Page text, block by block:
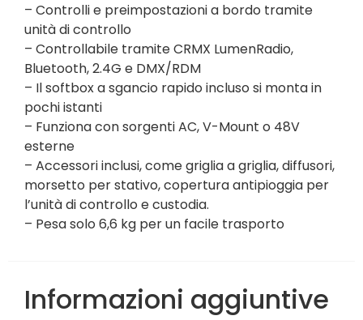
– Controlli e preimpostazioni a bordo tramite
unità di controllo
– Controllabile tramite CRMX LumenRadio,
Bluetooth, 2.4G e DMX/RDM
– Il softbox a sgancio rapido incluso si monta in
pochi istanti
– Funziona con sorgenti AC, V-Mount o 48V
esterne
– Accessori inclusi, come griglia a griglia, diffusori,
morsetto per stativo, copertura antipioggia per
l’unità di controllo e custodia.
– Pesa solo 6,6 kg per un facile trasporto
Informazioni aggiuntive